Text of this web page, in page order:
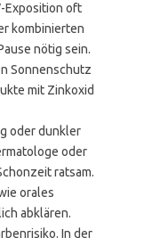
Exposition oft
kombinierten
nötig sein.
Sonnenschutz
mit Zinkoxid
oder dunkler
oder
ratsam.
orales
abklären.
In der